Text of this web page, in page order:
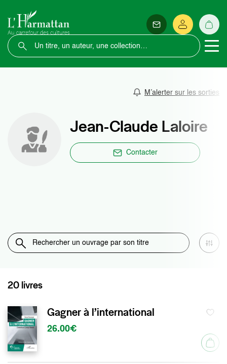
M’alerter sur les sorties
Jean-Claude Laloire
Contacter
20 livres
Gagner à l’international
26.00€